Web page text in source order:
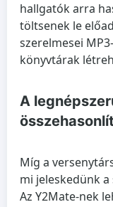
hallgatók arra
töltsenek le
szerelmesei
könyvtárak
A
Míg a
mi jeleskedünk
Az Y2Mate-nek